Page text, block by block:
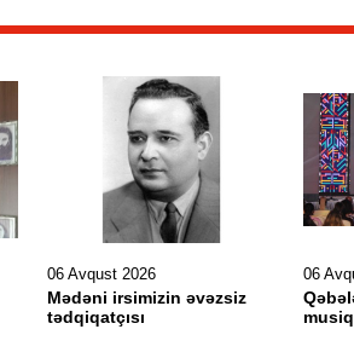
06 Avqust 2026
Mədəni irsimizin əvəzsiz
tədqiqatçısı
06